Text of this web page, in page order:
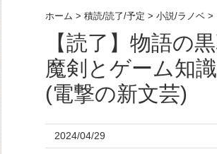
ホーム > 積読/読了/予定 > 小説/ラノベ >
【読了】物語の
魔剣とゲーム知
(電撃の新文芸)
2024/04/29